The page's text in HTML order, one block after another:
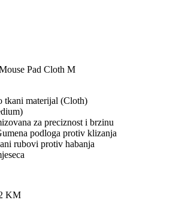
Pad Cloth M
tkani materijal (Cloth)
za preciznost i brzinu
podloga protiv klizanja
rubovi protiv habanja
KM